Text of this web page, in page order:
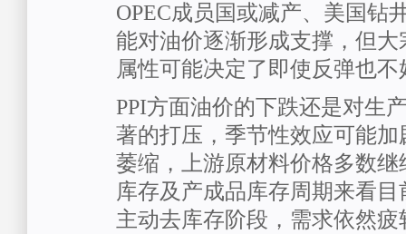
OPEC成员国或减产、美国钻
能对油价逐渐形成支撑，但
属性可能决定了即使反弹也
PPI方面油价的下跌还是对生
著的打压，季节性效应可能
萎缩，上游原材料价格多数
库存及产成品库存周期来看
主动去库存阶段，需求依然疲